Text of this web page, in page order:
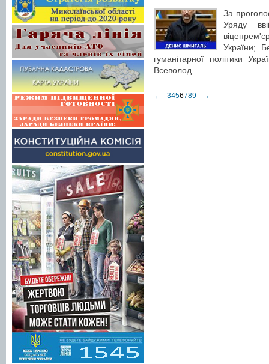
За
Уряду
України;
гуманітарної політики
Всеволод —
← 3456789 →